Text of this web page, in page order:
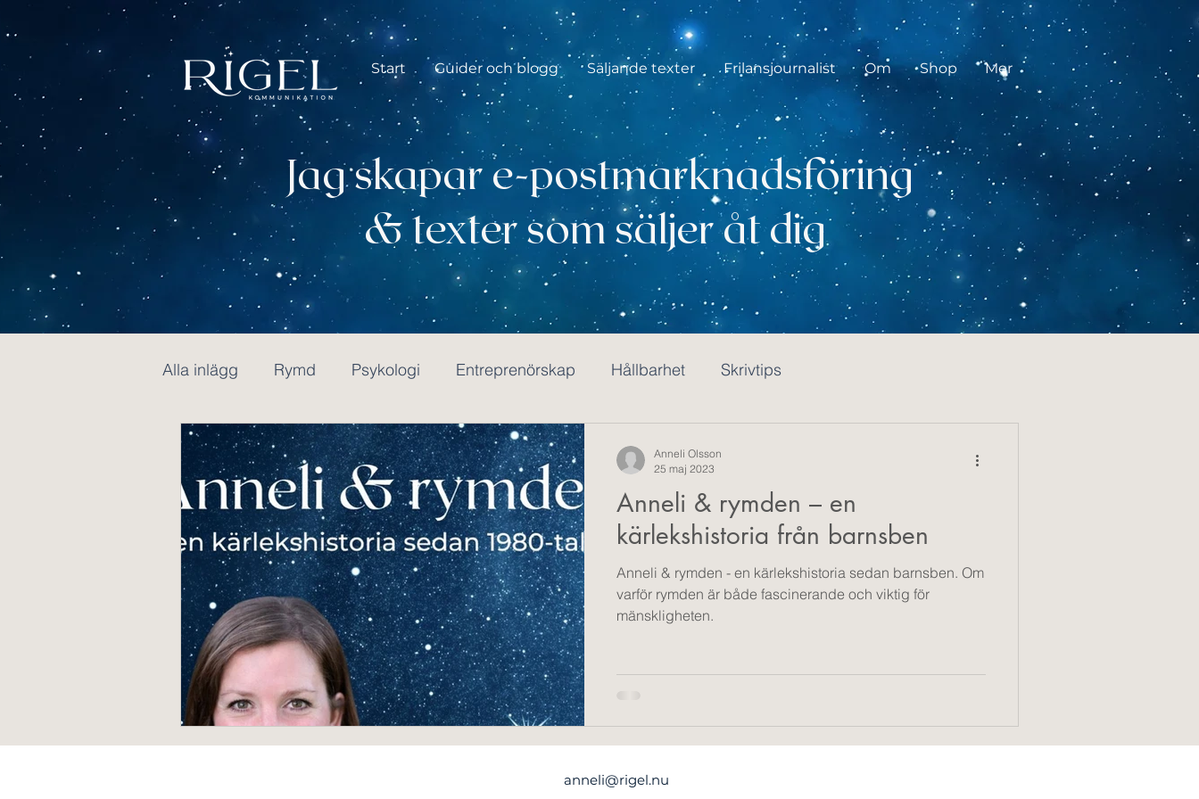
Start Guider och blogg Säljande texter Frilansjournalist Om Shop Mer
Jag skapar e-postmarknadsföring
& texter som säljer åt dig
Alla inlägg Rymd Psykologi Entreprenörskap Hållbarhet Skrivtips
Innehållsmarknadsföring Spökskrivare Casestudier
Anneli & rymden – en
kärlekshistoria från barnsben
Anneli & rymden - en kärlekshistoria sedan barnsben. Om
varför rymden är både fascinerande och viktig för
mänskligheten.
Anneli Olsson
25 maj 2023
anneli@rigel.nu